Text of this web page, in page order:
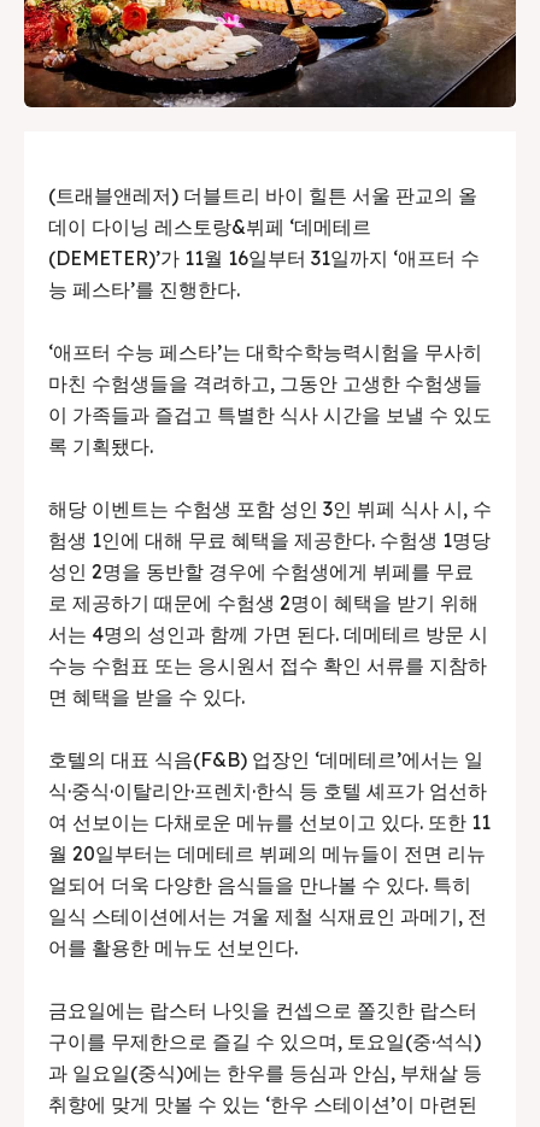
(트래블앤레저) 더블트리 바이 힐튼 서울 판교의 올
데이 다이닝 레스토랑&뷔페 ‘데메테르
(DEMETER)’가 11월 16일부터 31일까지 ‘애프터 수
능 페스타’를 진행한다.
‘애프터 수능 페스타’는 대학수학능력시험을 무사히
마친 수험생들을 격려하고, 그동안 고생한 수험생들
이 가족들과 즐겁고 특별한 식사 시간을 보낼 수 있도
록 기획됐다.
해당 이벤트는 수험생 포함 성인 3인 뷔페 식사 시, 수
험생 1인에 대해 무료 혜택을 제공한다. 수험생 1명당
성인 2명을 동반할 경우에 수험생에게 뷔페를 무료
로 제공하기 때문에 수험생 2명이 혜택을 받기 위해
서는 4명의 성인과 함께 가면 된다. 데메테르 방문 시
수능 수험표 또는 응시원서 접수 확인 서류를 지참하
면 혜택을 받을 수 있다.
호텔의 대표 식음(F&B) 업장인 ‘데메테르’에서는 일
식·중식·이탈리안·프렌치·한식 등 호텔 셰프가 엄선하
여 선보이는 다채로운 메뉴를 선보이고 있다. 또한 11
월 20일부터는 데메테르 뷔페의 메뉴들이 전면 리뉴
얼되어 더욱 다양한 음식들을 만나볼 수 있다. 특히
일식 스테이션에서는 겨울 제철 식재료인 과메기, 전
어를 활용한 메뉴도 선보인다.
금요일에는 랍스터 나잇을 컨셉으로 쫄깃한 랍스터
구이를 무제한으로 즐길 수 있으며, 토요일(중·석식)
과 일요일(중식)에는 한우를 등심과 안심, 부채살 등
취향에 맞게 맛볼 수 있는 ‘한우 스테이션’이 마련된